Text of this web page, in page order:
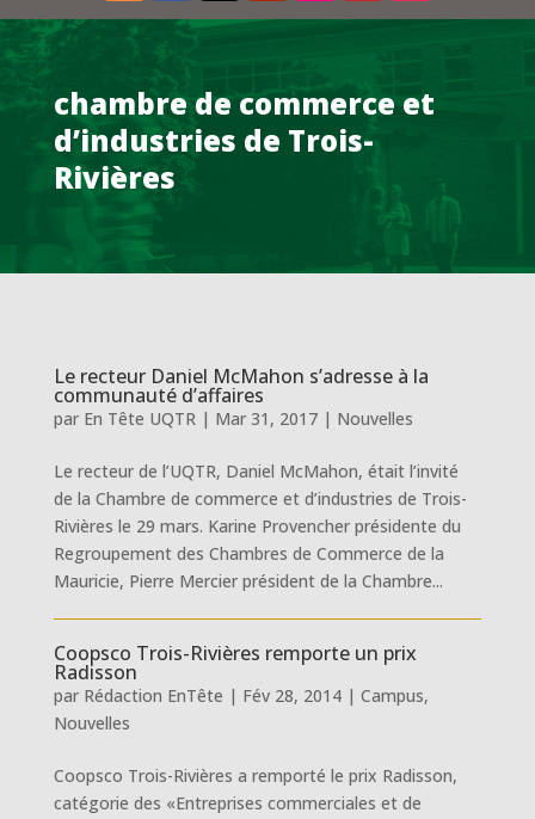
chambre de commerce et
d’industries de Trois-
Rivières
Le recteur Daniel McMahon s’adresse à la
communauté d’affaires
par En Tête UQTR| Mar 31, 2017| Nouvelles
Le recteur de l’UQTR, Daniel McMahon, était l’invité
de la Chambre de commerce et d’industries de Trois-
Rivières le 29 mars. Karine Provencher présidente du
Regroupement des Chambres de Commerce de la
Mauricie, Pierre Mercier président de la Chambre...
Coopsco Trois-Rivières remporte un prix
Radisson
par Rédaction EnTête | Fév 28, 2014| Campus,
Nouvelles
Coopsco Trois-Rivières a remporté le prix Radisson,
catégorie des «Entreprises commerciales et de